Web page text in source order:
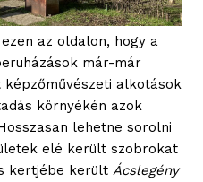
az oldalon, hogy a
már-már
alkotások
környékén azok
lehetne sorolni
elé került szobrokat
kertjébe került Ácslegény